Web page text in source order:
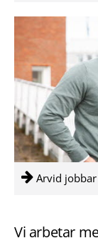
Arvid
Vi arbetar